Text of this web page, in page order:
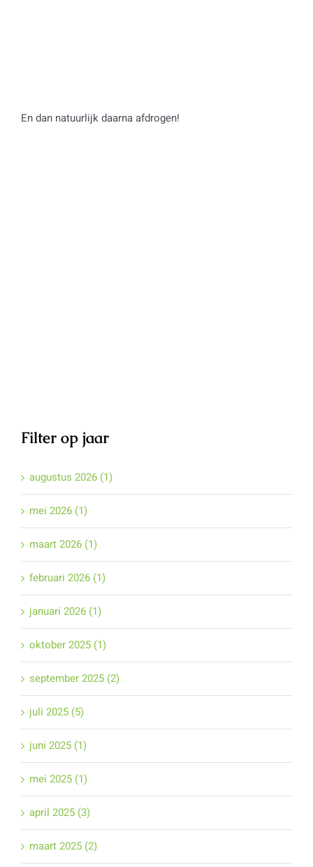
Filter op jaar
augustus 2026 (1)
mei 2026 (1)
maart 2026 (1)
februari 2026 (1)
januari 2026 (1)
oktober 2025 (1)
september 2025 (2)
juli 2025 (5)
juni 2025 (1)
mei 2025 (1)
april 2025 (3)
maart 2025 (2)
En dan natuurlijk daarna afdrogen!